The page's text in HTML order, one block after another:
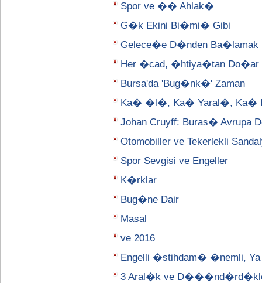
Spor ve �� Ahlak�
G�k Ekini Bi�mi� Gibi
Gelece�e D�nden Ba�lamak
Her �cad, �htiya�tan Do�ar
Bursa'da 'Bug�nk�' Zaman
Ka� �l�, Ka� Yaral�, Ka�
Johan Cruyff: Buras� Avrupa
Otomobiller ve Tekerlekli
Spor Sevgisi ve Engeller
K�rklar
Bug�ne Dair
Masal
ve 2016
Engelli �stihdam� �nemli,
3 Aral�k ve